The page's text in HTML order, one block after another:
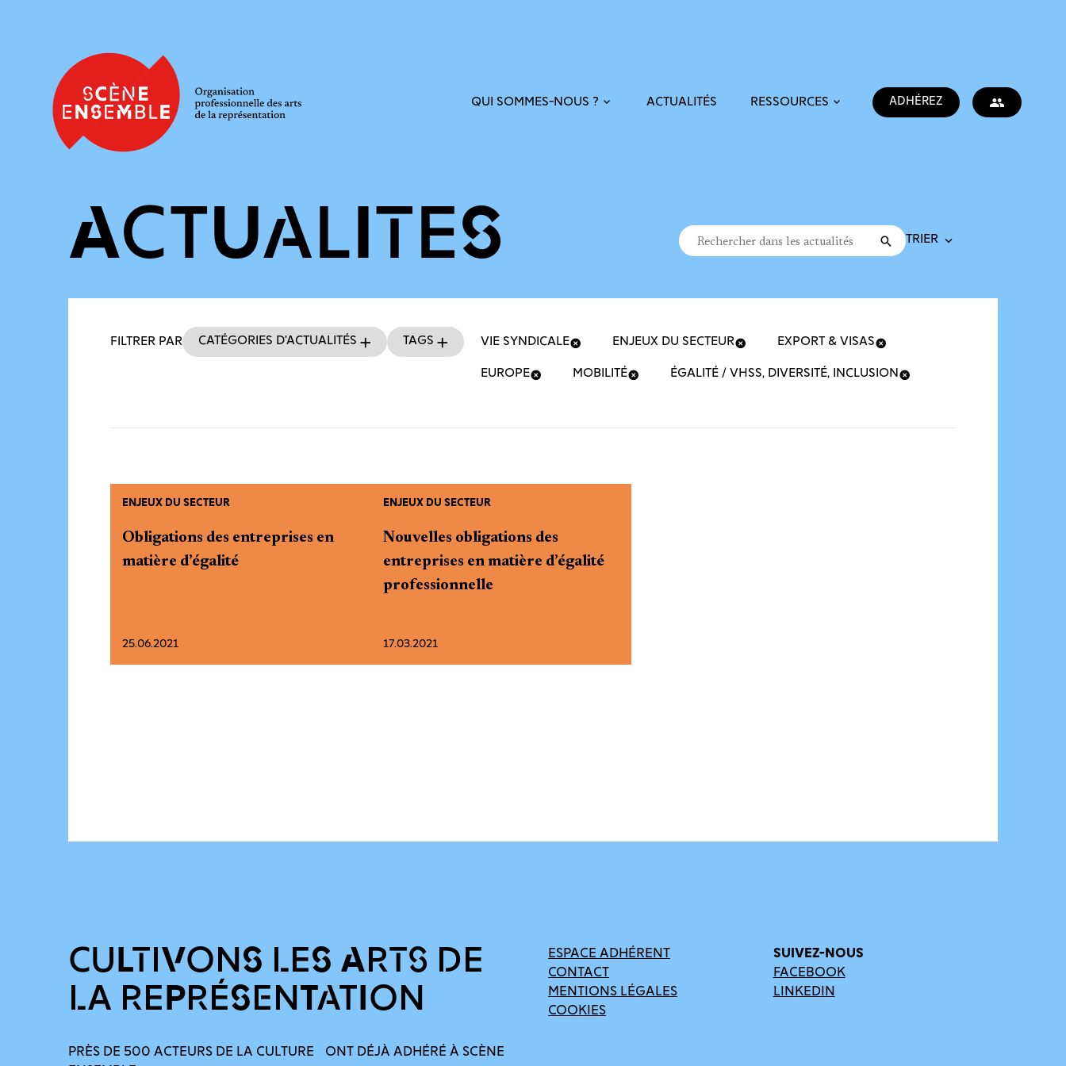
QUI SOMMES-NOUS ? ACTUALITÉS RESSOURCES ADHÉREZ
ACTUALITÉS
Filtres des actualités
Recherche
Rechercher dans les actualités Valider
Trier la recherche
FILTRER PAR Catégories d’actualités Tags VIE SYNDICALE ENJEUX DU SECTEUR EXPORT & VISAS
EUROPE MOBILITÉ ÉGALITÉ / VHSS, DIVERSITÉ, INCLUSION
ENJEUX DU SECTEUR
Obligations des entreprises en
matière d’égalité
25.06.2021
ENJEUX DU SECTEUR
Nouvelles obligations des
entreprises en matière d’égalité
professionnelle
17.03.2021
CULTIVONS LES ARTS DE
LA REPRÉSENTATION
PRÈS DE 500 ACTEURS DE LA CULTURE ONT DÉJÀ ADHÉRÉ À SCÈNE
ESPACE ADHÉRENT
CONTACT
MENTIONS LÉGALES
COOKIES
SUIVEZ-NOUS
FACEBOOK
LINKEDIN